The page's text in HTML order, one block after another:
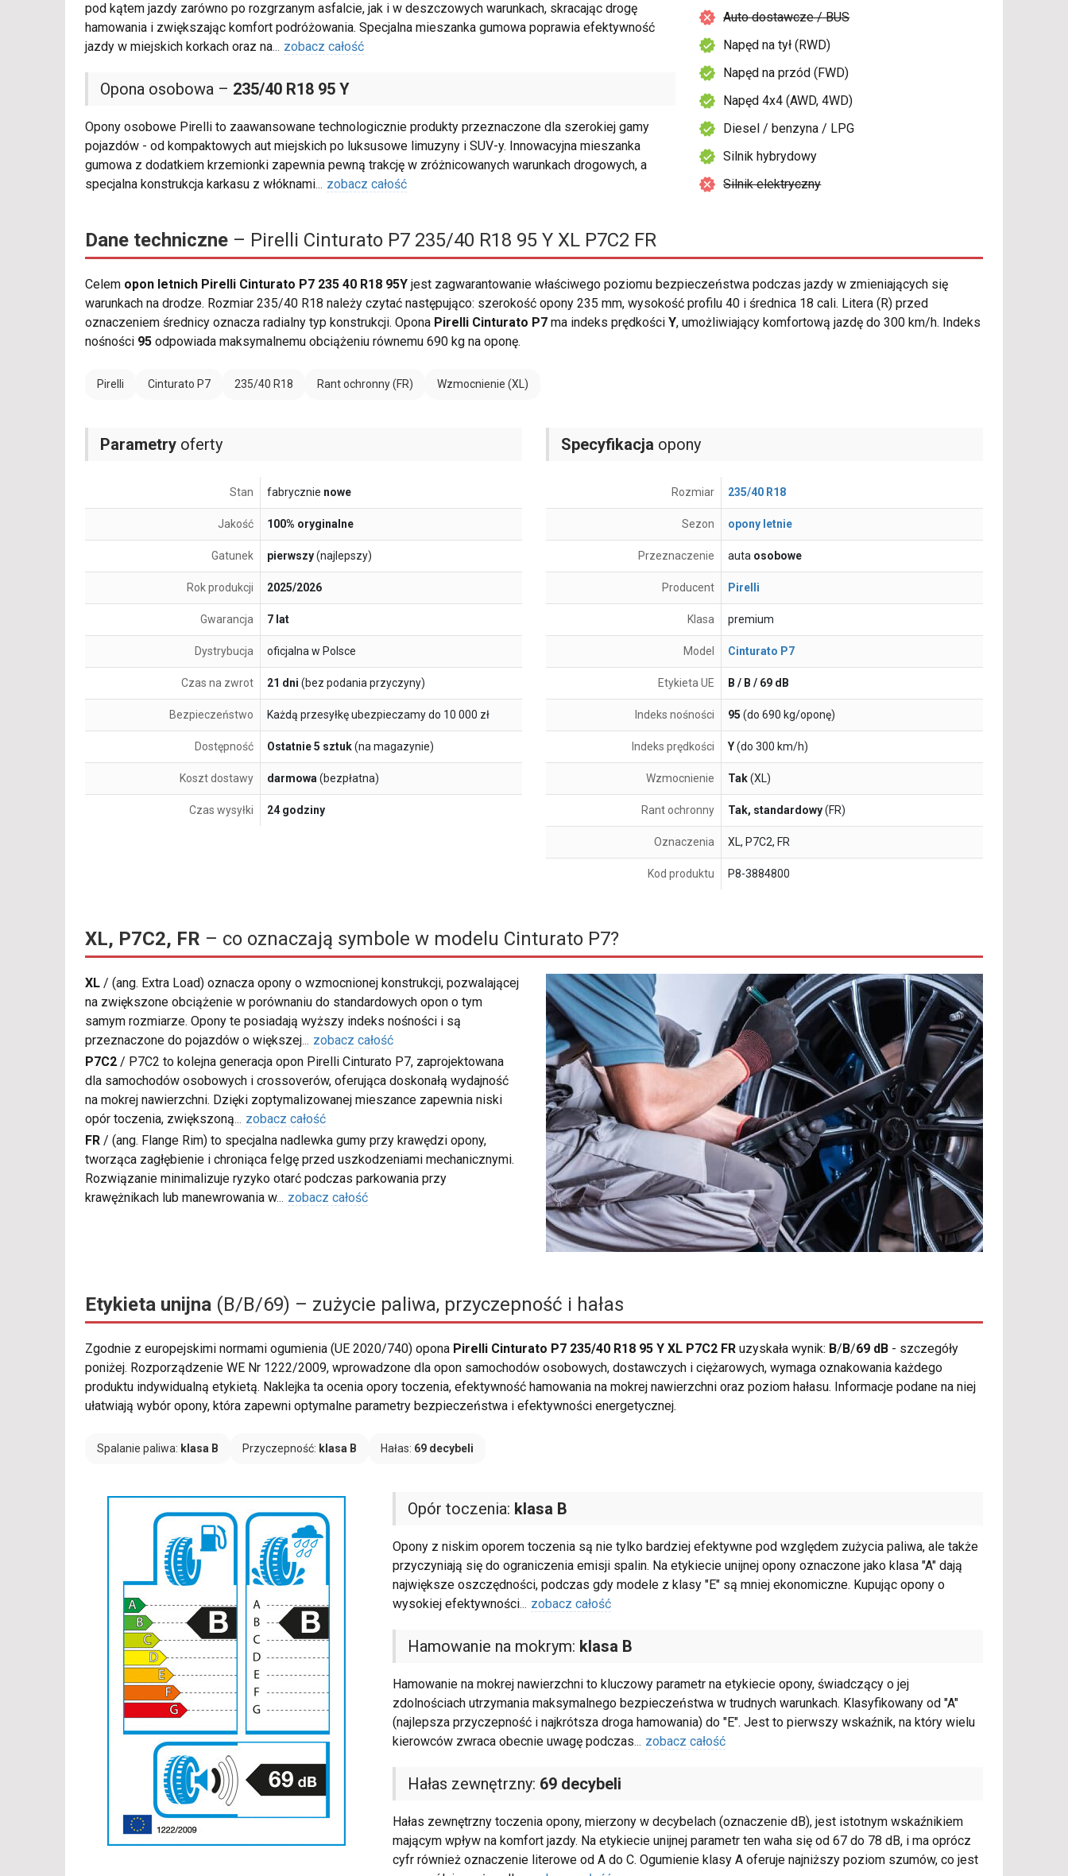
pod kątem jazdy zarówno po rozgrzanym asfalcie, jak i w deszczowych warunkach, skracając drogę
hamowania i zwiększając komfort podróżowania. Specjalna mieszanka gumowa poprawia efektywność
jazdy w miejskich korkach oraz na... zobacz całość
Opona osobowa – 235/40 R18 95 Y
Opony osobowe Pirelli to zaawansowane technologicznie produkty przeznaczone dla szerokiej gamy
pojazdów - od kompaktowych aut miejskich po luksusowe limuzyny i SUV-y. Innowacyjna mieszanka
gumowa z dodatkiem krzemionki zapewnia pewną trakcję w zróżnicowanych warunkach drogowych, a
specjalna konstrukcja karkasu z włóknami... zobacz całość
Auto dostawcze / BUS
Napęd na tył (RWD)
Napęd na przód (FWD)
Napęd 4x4 (AWD, 4WD)
Diesel / benzyna / LPG
Silnik hybrydowy
Silnik elektryczny
Dane techniczne – Pirelli Cinturato P7 235/40 R18 95 Y XL P7C2 FR
Celem opon letnich Pirelli Cinturato P7 235 40 R18 95Y jest zagwarantowanie właściwego poziomu bezpieczeństwa podczas jazdy w zmieniających się
warunkach na drodze. Rozmiar 235/40 R18 należy czytać następująco: szerokość opony 235 mm, wysokość profilu 40 i średnica 18 cali. Litera (R) przed
oznaczeniem średnicy oznacza radialny typ konstrukcji. Opona Pirelli Cinturato P7 ma indeks prędkości Y, umożliwiający komfortową jazdę do 300 km/h. Indeks
nośności 95 odpowiada maksymalnemu obciążeniu równemu 690 kg na oponę.
Pirelli Cinturato P7 235/40 R18 Rant ochronny (FR) Wzmocnienie (XL)
Parametry oferty
Stan fabrycznie nowe
Jakość 100% oryginalne
Gatunek pierwszy(najlepszy)
Rok produkcji 2025/2026
Gwarancja 7 lat
Dystrybucja oficjalna w Polsce
Czas na zwrot 21 dni (bez podania przyczyny)
Bezpieczeństwo Każdą przesyłkę ubezpieczamy do 10 000 zł
Dostępność Ostatnie 5 sztuk(na magazynie)
Koszt dostawy darmowa(bezpłatna)
Czas wysyłki 24 godziny
Specyfikacja opony
Rozmiar 235/40 R18
Sezon opony letnie
Przeznaczenie auta osobowe
Producent Pirelli
Klasa premium
Model Cinturato P7
Etykieta UE B / B / 69 dB
Indeks nośności 95 (do 690 kg/oponę)
Indeks prędkości Y(do 300 km/h)
Wzmocnienie Tak(XL)
Rant ochronny Tak, standardowy(FR)
Oznaczenia XL, P7C2, FR
Kod produktu P8-3884800
XL, P7C2, FR – co oznaczają symbole w modelu Cinturato P7?
XL / (ang. Extra Load) oznacza opony o wzmocnionej konstrukcji, pozwalającej
na zwiększone obciążenie w porównaniu do standardowych opon o tym
samym rozmiarze. Opony te posiadają wyższy indeks nośności i są
przeznaczone do pojazdów o większej... zobacz całość
P7C2 / P7C2 to kolejna generacja opon Pirelli Cinturato P7, zaprojektowana
dla samochodów osobowych i crossoverów, oferująca doskonałą wydajność
na mokrej nawierzchni. Dzięki zoptymalizowanej mieszance zapewnia niski
opór toczenia, zwiększoną... zobacz całość
FR / (ang. Flange Rim) to specjalna nadlewka gumy przy krawędzi opony,
tworząca zagłębienie i chroniąca felgę przed uszkodzeniami mechanicznymi.
Rozwiązanie minimalizuje ryzyko otarć podczas parkowania przy
krawężnikach lub manewrowania w... zobacz całość
Etykieta unijna (B/B/69) – zużycie paliwa, przyczepność i hałas
Zgodnie z europejskimi normami ogumienia (UE 2020/740) opona Pirelli Cinturato P7 235/40 R18 95 Y XL P7C2 FR uzyskała wynik: B/ B/69 dB - szczegóły
poniżej. Rozporządzenie WE Nr 1222/2009, wprowadzone dla opon samochodów osobowych, dostawczych i ciężarowych, wymaga oznakowania każdego
produktu indywidualną etykietą. Naklejka ta ocenia opory toczenia, efektywność hamowania na mokrej nawierzchni oraz poziom hałasu. Informacje podane na niej
ułatwiają wybór opony, która zapewni optymalne parametry bezpieczeństwa i efektywności energetycznej.
Spalanie paliwa: klasa B Przyczepność: klasa B Hałas: 69 decybeli
Opór toczenia: klasa B
Opony z niskim oporem toczenia są nie tylko bardziej efektywne pod względem zużycia paliwa, ale także
przyczyniają się do ograniczenia emisji spalin. Na etykiecie unijnej opony oznaczone jako klasa "A" dają
największe oszczędności, podczas gdy modele z klasy "E" są mniej ekonomiczne. Kupując opony o
wysokiej efektywności... zobacz całość
Hamowanie na mokrym: klasa B
Hamowanie na mokrej nawierzchni to kluczowy parametr na etykiecie opony, świadczący o jej
zdolnościach utrzymania maksymalnego bezpieczeństwa w trudnych warunkach. Klasyfikowany od "A"
(najlepsza przyczepność i najkrótsza droga hamowania) do "E". Jest to pierwszy wskaźnik, na który wielu
kierowców zwraca obecnie uwagę podczas... zobacz całość
Hałas zewnętrzny: 69 decybeli
Hałas zewnętrzny toczenia opony, mierzony w decybelach (oznaczenie dB), jest istotnym wskaźnikiem
mającym wpływ na komfort jazdy. Na etykiecie unijnej parametr ten waha się od 67 do 78 dB, i ma oprócz
cyfr również oznaczenie literowe od A do C. Ogumienie klasy A oferuje najniższy poziom szumów, co jest